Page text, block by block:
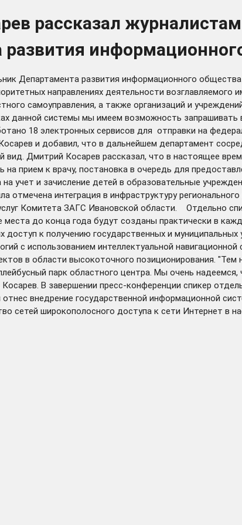
рассказал
развития
Департамента развития информационного
направлениях деятельности
самоуправления, а также организаций и
данной системы мы имеем возможность
18 электронных сервисов для отправки на
и добавил, что в дальнейшем департамент
вид. Дмитрий Косарев рассказал, что в настоящее
на прием к врачу, постановка в очередь для
на учет и зачисление детей в образовательные
отмечена интеграция в инфраструктуру
Комитета ЗАГС Ивановской области. Отдельно
до конца года будут созданы практически в
к получению государственных и
с использованием интеллектуальной
в области высокоточного позиционирования.
парк областного центра. Мы очень
В завершении пресс-конференции спикер
внедрение государственной информационной
сетей широкополосного доступа к сети Интернет в